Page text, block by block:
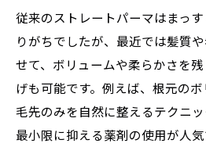
従来のストレートパーマはまっ
りがちでしたが、最近では髪質
せて、ボリュームや柔らかさを
げも可能です。例えば、根元の
毛先のみを自然に整えるテクニ
最小限に抑える薬剤の使用が人気